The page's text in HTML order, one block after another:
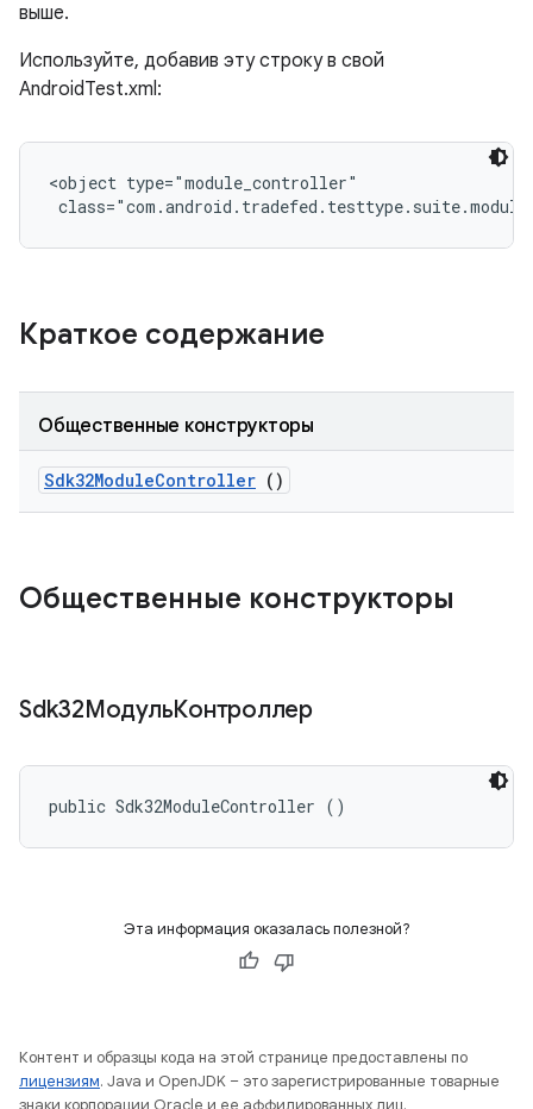
выше.
Используйте, добавив эту строку в свой
AndroidTest.xml:
<object type="module_controller"
Краткое содержание
Общественные конструкторы
Sdk32ModuleController ()
Общественные конструкторы
Sdk32МодульКонтроллер
public Sdk32ModuleController ()
Эта информация оказалась полезной?
Контент и образцы кода на этой странице предоставлены по
лицензиям. Java и OpenJDK – это зарегистрированные товарные
знаки корпорации Oracle и ее аффилированных лиц.